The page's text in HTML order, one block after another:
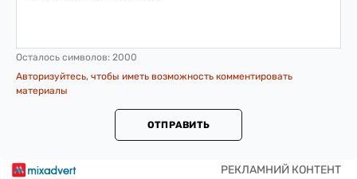
Осталось символов: 2000
Авторизуйтесь, чтобы иметь возможность комментировать
материалы
ОТПРАВИТЬ